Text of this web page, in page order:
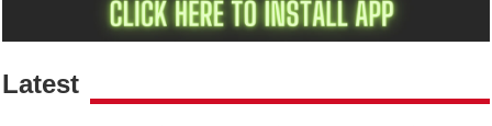
Latest